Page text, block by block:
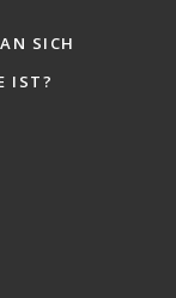
SICH
IST?